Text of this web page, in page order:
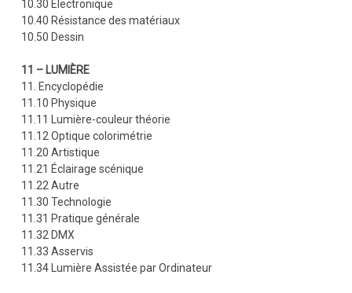
10.30 Électronique
10.40 Résistance des matériaux
10.50 Dessin
11 – LUMIÈRE
11. Encyclopédie
11.10 Physique
11.11 Lumière-couleur théorie
11.12 Optique colorimétrie
11.20 Artistique
11.21 Éclairage scénique
11.22 Autre
11.30 Technologie
11.31 Pratique générale
11.32 DMX
11.33 Asservis
11.34 Lumière Assistée par Ordinateur